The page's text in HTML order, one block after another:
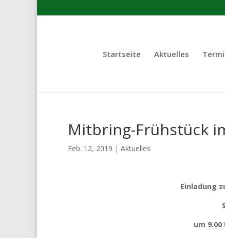
Startseite Aktuelles
Mitbring-Frühstück
Feb. 12, 2019 | Aktuelles
Einladung
um